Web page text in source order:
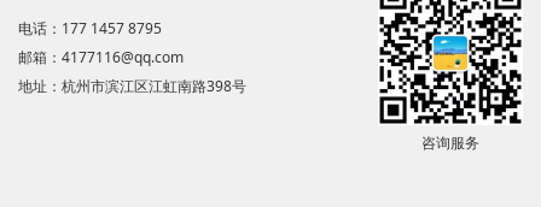
电话：177 1457 8795
邮箱：4177116@qq.com
地址：杭州市滨江区江虹南路398号
咨询服务